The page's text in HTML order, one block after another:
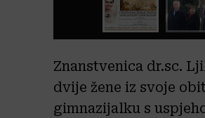
Znanstvenica dr.sc.
dvije žene iz svoje
gimnazijalku s